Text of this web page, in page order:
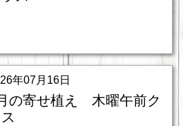
年07月16日
の寄せ植え 木曜午前ク